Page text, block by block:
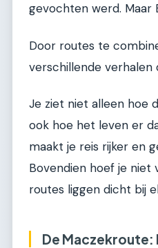
gevochten werd. Maar
Door routes te
verschillende verhalen
Je ziet niet alleen hoe
ook hoe het leven er
maakt je reis rijker en
Bovendien hoef je niet
routes liggen dicht bij
De